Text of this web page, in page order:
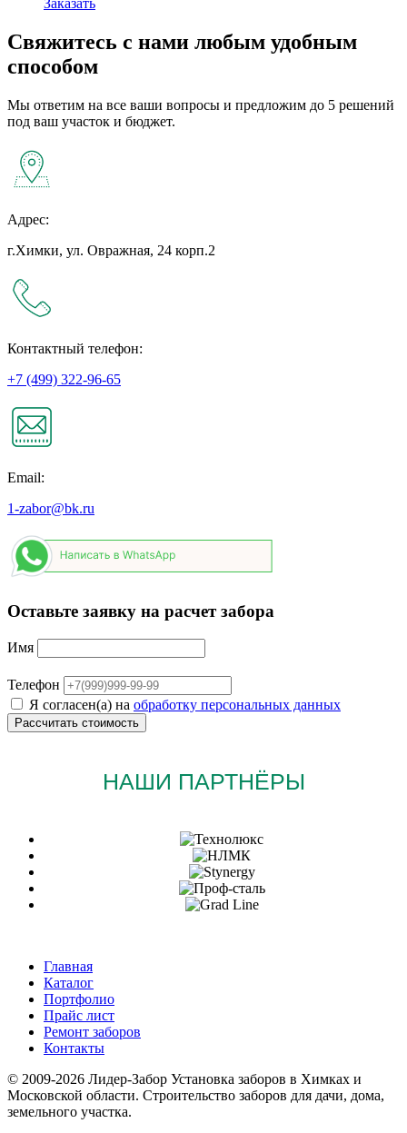
Заказать
Свяжитесь с нами любым удобным
способом
Мы ответим на все ваши вопросы и предложим до 5 решений
под ваш участок и бюджет.
Адрес:
г.Химки, ул. Овражная, 24 корп.2
Контактный телефон:
+7 (499) 322-96-65
Email:
1-zabor@bk.ru
Оставьте заявку на расчет забора
Имя
Телефон
Я согласен(а) на обработку персональных данных
НАШИ ПАРТНЁРЫ
Главная
Каталог
Портфолио
Прайс лист
Ремонт заборов
Контакты
© 2009-2026 Лидер-Забор Установка заборов в Химках и
Московской области. Строительство заборов для дачи, дома,
земельного участка.